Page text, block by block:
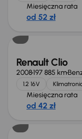
Miesięczna rata
od 52 zł
Taniej o 500 zł
Renault Clio
2008197 885 km
1.2 16V
Miesięczna rata
od 42 zł